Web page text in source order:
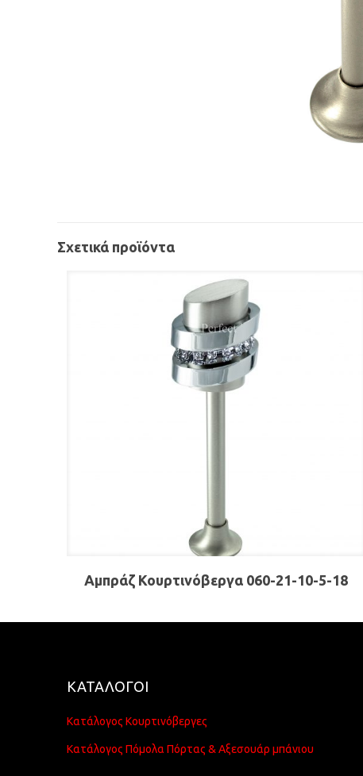
Σχετικά προϊόντα
Αμπράζ Κουρτινόβεργα 060-21-10-5-18
ΚΑΤΑΛΟΓΟΙ
Κατάλογος Κουρτινόβεργες
Κατάλογος Πόμολα Πόρτας & Αξεσουάρ μπάνιου